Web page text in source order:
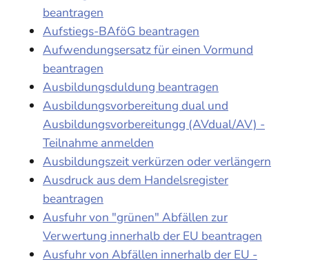
beantragen
Aufstiegs-BAföG beantragen
Aufwendungsersatz für einen Vormund
beantragen
Ausbildungsduldung beantragen
Ausbildungsvorbereitung dual und
Ausbildungsvorbereitungg (AVdual/AV) -
Teilnahme anmelden
Ausbildungszeit verkürzen oder verlängern
Ausdruck aus dem Handelsregister
beantragen
Ausfuhr von "grünen" Abfällen zur
Verwertung innerhalb der EU beantragen
Ausfuhr von Abfällen innerhalb der EU -